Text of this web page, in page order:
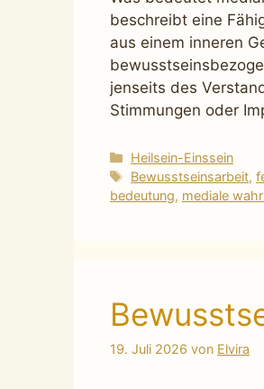
beschreibt eine
aus einem inneren
jenseits des
Stimmungen oder
Kategorien
Heilsein-Einssein
Schlagwörter
Bewusstseinsarbeit,
bedeutung, mediale
19. Juli 2026 von Elvira